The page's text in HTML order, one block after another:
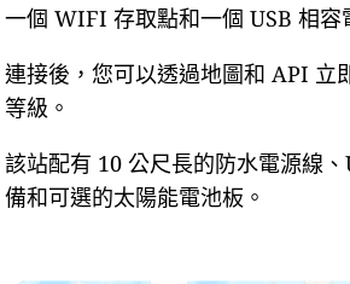
一個 WIFI 存取點和一個 USB 相容
連接後，您可以透過地圖和 API 立
等級。
該站配有 10 公尺長的防水電源線
備和可選的太陽能電池板。